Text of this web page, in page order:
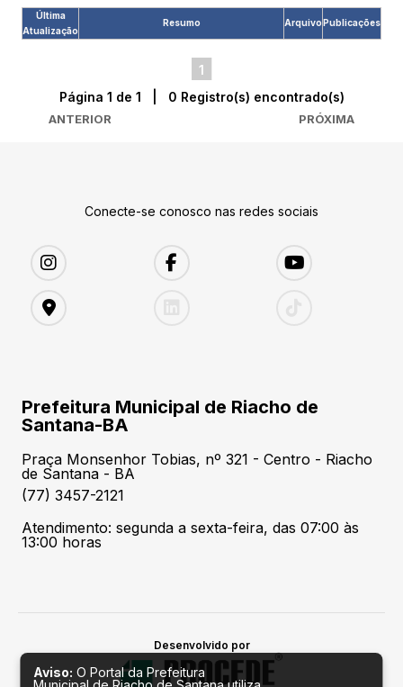
Última
Atualização
Resumo ArquivoPublicações
1
ANTERIOR
Página 1 de 1 | 0 Registro(s) encontrado(s)
PRÓXIMA
Conecte-se conosco nas redes sociais
Prefeitura Municipal de Riacho de
Santana-BA
Praça Monsenhor Tobias, nº 321 - Centro - Riacho
de Santana - BA
(77) 3457-2121
Atendimento: segunda a sexta-feira, das 07:00 às
13:00 horas
Desenvolvido por
Aviso: O Portal da Prefeitura